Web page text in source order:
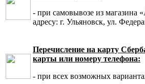
- при самовывозе из магазина
адресу: г. Ульяновск, ул.
Перечисление на карту
карты или номеру телефона:
- при всех возможных